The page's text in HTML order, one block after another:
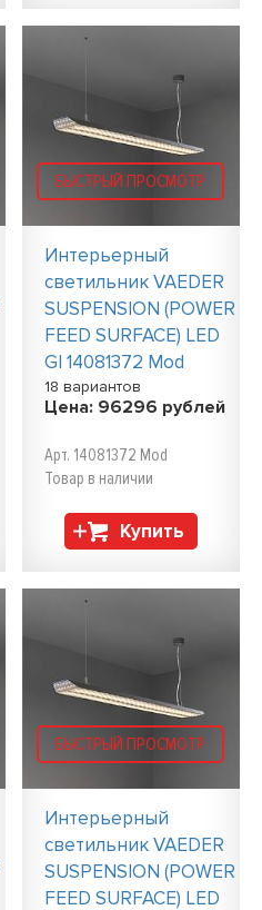
БЫСТРЫЙ ПРОСМОТР
Интерьерный
светильник VAEDER
SUSPENSION (POWER
FEED SURFACE) LED
GI 14081372 Mod
18 вариантов
Цена: 96296 рублей
Арт. 14081372 Mod
Товар в наличии
Купить
БЫСТРЫЙ ПРОСМОТР
Интерьерный
светильник VAEDER
SUSPENSION (POWER
FEED SURFACE) LED